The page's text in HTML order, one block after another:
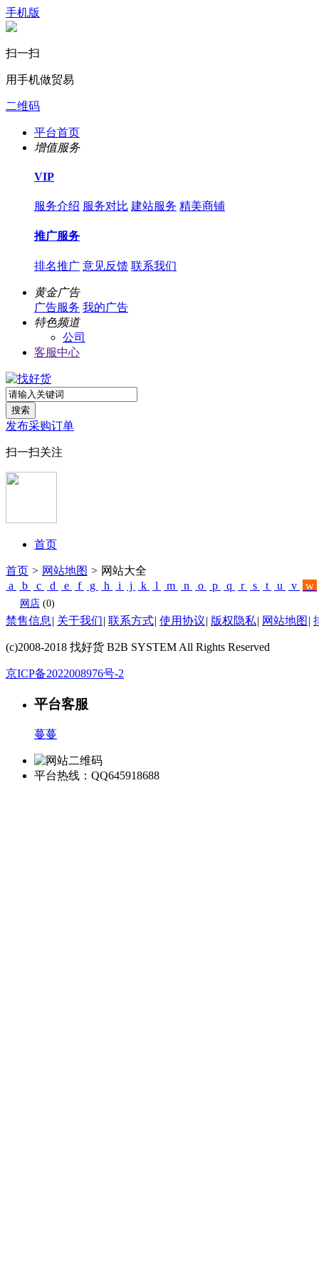
手机版
扫一扫
用手机做贸易
二维码
平台首页
增值服务
VIP
服务介绍 服务对比 建站服务 精美商铺
推广服务
排名推广 意见反馈 联系我们
黄金广告
广告服务 我的广告
特色频道
公司
客服中心
搜索
发布采购订单
扫一扫关注
首页
首页 > 网站地图 > 网站大全
a
b c d e f g h i j k l m n o p q r s t u v w
网店 (0)
禁售信息 | 关于我们| 联系方式| 使用协议| 版权隐私| 网站地图 |
(c)2008-2018 找好货 B2B SYSTEM All Rights Reserved
京ICP备2022008976号-2
平台客服
蔓蔓
平台热线：QQ645918688